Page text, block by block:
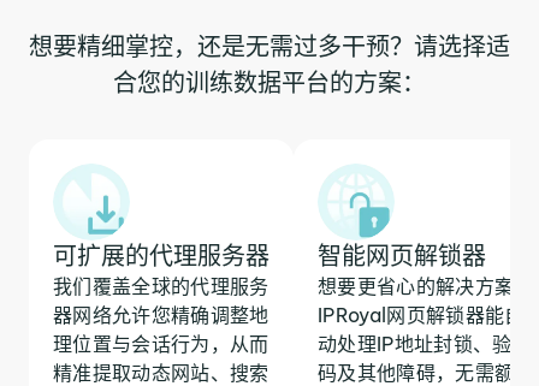
想要精细掌控，还是无需过多干预？请选择适
合您的训练数据平台的方案：
可扩展的代理服务器
我们覆盖全球的代理服务
器网络允许您精确调整地
理位置与会话行为，从而
精准提取动态网站、搜索
智能网页解锁器
想要更省心的解决方案？
IPRoyal网页解锁器能自
动处理IP地址封锁、验证
码及其他障碍，无需额外